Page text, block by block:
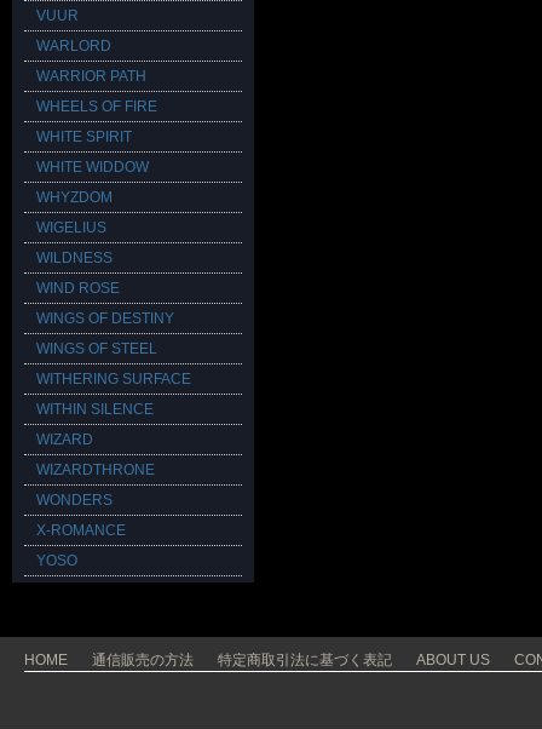
VUUR
WARLORD
WARRIOR PATH
WHEELS OF FIRE
WHITE SPIRIT
WHITE WIDDOW
WHYZDOM
WIGELIUS
WILDNESS
WIND ROSE
WINGS OF DESTINY
WINGS OF STEEL
WITHERING SURFACE
WITHIN SILENCE
WIZARD
WIZARDTHRONE
WONDERS
X-ROMANCE
YOSO
HOME 通信販売の方法 特定商取引法に基づく表記 ABOUT US